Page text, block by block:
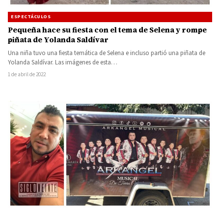
ESPECTÁCULOS
Pequeña hace su fiesta con el tema de Selena y rompe
piñata de Yolanda Saldívar
Una niña tuvo una fiesta temática de Selena e incluso partió una piñata de
Yolanda Saldívar. Las imágenes de esta…
1 de abril de 2022